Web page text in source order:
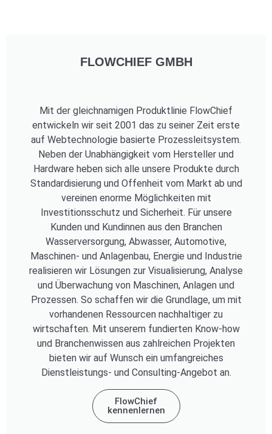
FLOWCHIEF GMBH
Mit der gleichnamigen Produktlinie FlowChief
entwickeln wir seit 2001 das zu seiner Zeit erste
auf Webtechnologie basierte Prozessleitsystem.
Neben der Unabhängigkeit vom Hersteller und
Hardware heben sich alle unsere Produkte durch
Standardisierung und Offenheit vom Markt ab und
vereinen enorme Möglichkeiten mit
Investitionsschutz und Sicherheit. Für unsere
Kunden und Kundinnen aus den Branchen
Wasserversorgung, Abwasser, Automotive,
Maschinen- und Anlagenbau, Energie und Industrie
realisieren wir Lösungen zur Visualisierung, Analyse
und Überwachung von Maschinen, Anlagen und
Prozessen. So schaffen wir die Grundlage, um mit
vorhandenen Ressourcen nachhaltiger zu
wirtschaften. Mit unserem fundierten Know-how
und Branchenwissen aus zahlreichen Projekten
bieten wir auf Wunsch ein umfangreiches
Dienstleistungs- und Consulting-Angebot an.
FlowChief
kennenlernen